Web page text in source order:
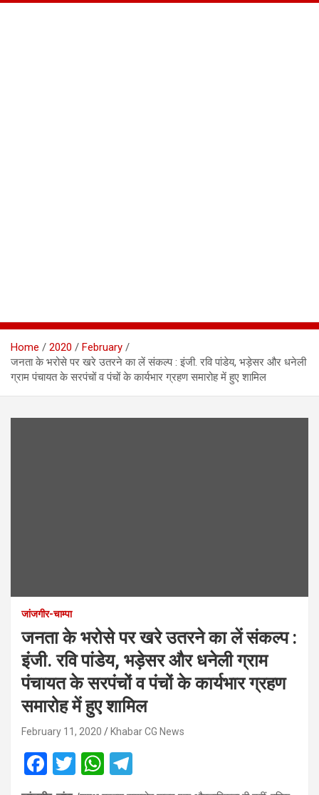
Home 2020
February
जनता के भरोसे पर खरे उतरने का लें संकल्प : इंजी. रवि पांडेय, भड़ेसर और धनेली
ग्राम पंचायत के सरपंचों व पंचों के कार्यभार ग्रहण समारोह में हुए शामिल
जांजगीर-चाम्पा
जनता के भरोसे पर खरे उतरने का लें संकल्प :
इंजी. रवि पांडेय, भड़ेसर और धनेली ग्राम
पंचायत के सरपंचों व पंचों के कार्यभार ग्रहण
समारोह में हुए शामिल
February 11, 2020 Khabar CG News
F
a
T
wi
W
h
el